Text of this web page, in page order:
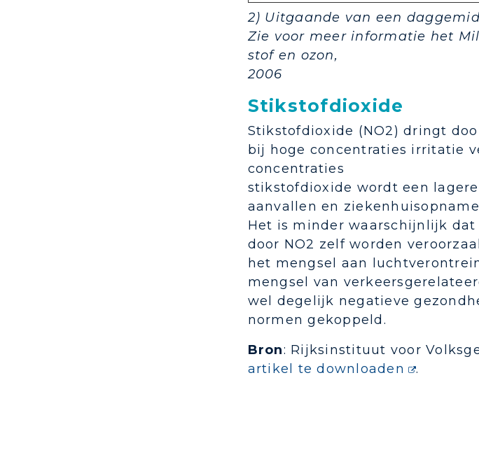
2) Uitgaande van een
Zie voor meer informatie het
stof en ozon,
2006
Stikstofdioxide
Stikstofdioxide (NO2) dringt
bij hoge concentraties irritatie
concentraties
stikstofdioxide wordt een
aanvallen en
Het is minder waarschijnlijk dat
door NO2 zelf worden
het mengsel aan
mengsel van
wel degelijk negatieve
normen gekoppeld.
Bron: Rijksinstituut voor
artikel te downloaden
.